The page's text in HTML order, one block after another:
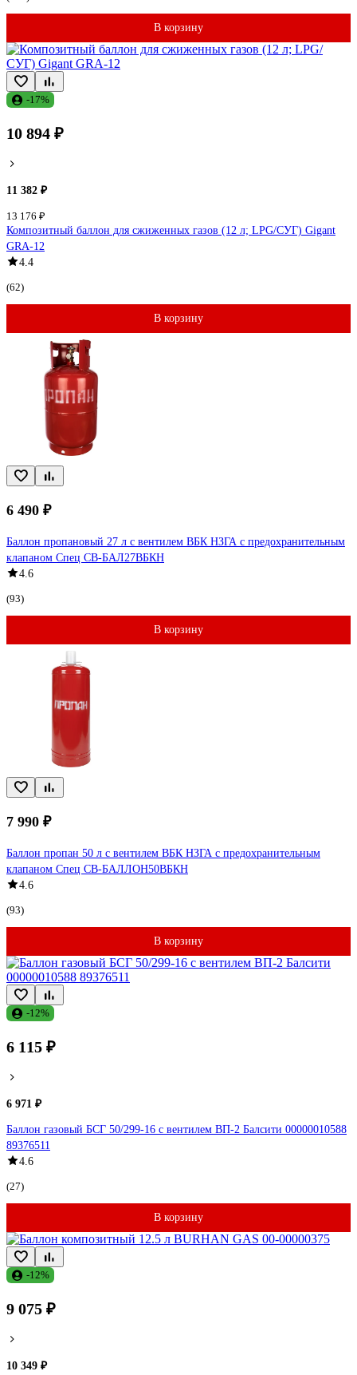
В корзину
-17%
10 894 ₽
11 382 ₽
13 176 ₽
Композитный баллон для сжиженных газов (12 л; LPG/СУГ) Gigant
GRA-12
4.4
(62)
В корзину
6 490 ₽
Баллон пропановый 27 л с вентилем ВБК НЗГА с предохранительным
клапаном Спец СВ-БАЛ27ВБКН
4.6
(93)
В корзину
7 990 ₽
Баллон пропан 50 л с вентилем ВБК НЗГА с предохранительным
клапаном Спец СВ-БАЛЛОН50ВБКН
4.6
(93)
В корзину
-12%
6 115 ₽
6 971 ₽
Баллон газовый БСГ 50/299-16 с вентилем ВП-2 Балсити 00000010588
89376511
4.6
(27)
В корзину
-12%
9 075 ₽
10 349 ₽